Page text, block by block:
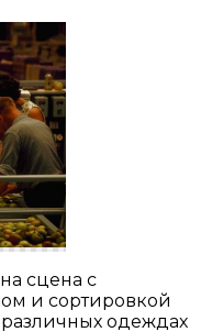
сцена с
и сортировкой
одеждах